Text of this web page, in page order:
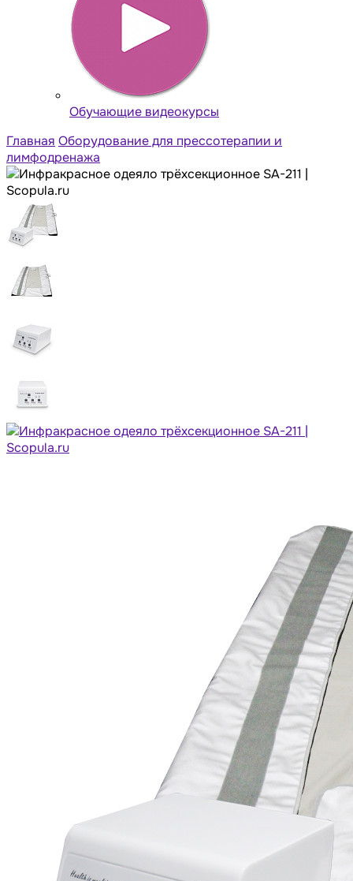
Обучающие видеокурсы
Главная Оборудование для прессотерапии и
лимфодренажа